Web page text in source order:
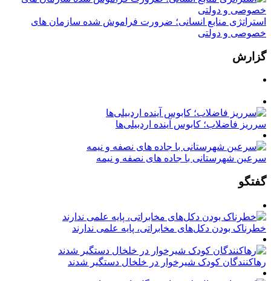
استراتژی منابع انسانی؛ ضرورت فراموش شده سازمان های
خصوصی و دولتی
گزارش
سرریز فاضلاب؛ کابوس آینده اردبیلی‌ها
سرعین شهرستانی با جاده های نصفه و نیمه
گفتگو
خطرناک بودن دکل‌های مخابراتی، پایه علمی ندارند
رهاکنندگان کودک شیرخوار در خلخال دستگیر شدند